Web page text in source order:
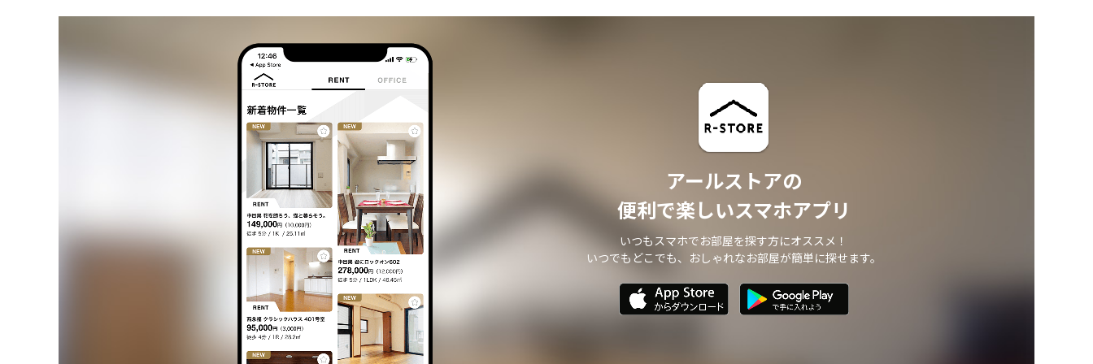
場合
本サイトは、取り扱う個人情報の漏洩、滅失またはき損の防止その他の個人情報
個人情報の委託について
本サイトは、個人情報の取り扱いの全部または一部を第三者に委託する場合は、
当該第三者について厳正な調査を行い、 取り扱いを委託された個人情報の安全管
理が図られるよう当該第三者に対する必要かつ適切な監督を行います。
また、コンサルティング、プライバシーマーク申請、ISMS申請業務におきまして
第三者と共同して業務を遂行する場合に 個人情報の取り扱いを委託する場合 があ
ります。
個人情報の第三者提供について
本サイトは、個人情報保護法等の法令に定めのある場合を除き、 個人情報をあら
かじめご本人の同意を得ることなく、第三者に提供いたしません。
個人情報の開示・訂正等について
本サイトは、ご本人から自己の個人情報についての開示の請求がある場合、速や
かに開示をいたします。
その際、ご本人であることが確認できない場合 には、開示に応じません。
アールストアの
便利で楽しいスマホアプリ
いつもスマホでお部屋を探す方にオススメ！
いつでもどこでも、おしゃれなお部屋が簡単に探せます。